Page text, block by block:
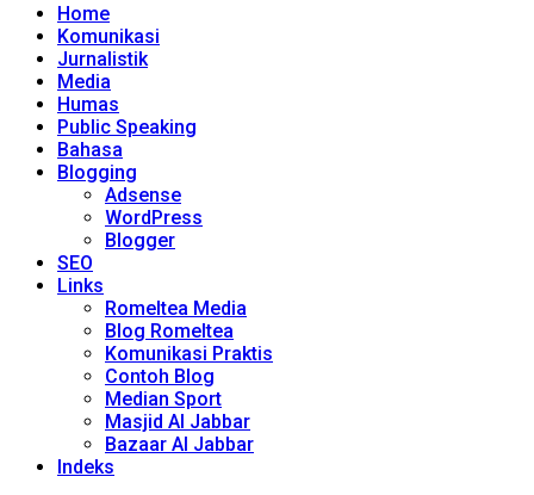
Home
Komunikasi
Jurnalistik
Media
Humas
Public Speaking
Bahasa
Blogging
Adsense
WordPress
Blogger
SEO
Links
Romeltea Media
Blog Romeltea
Komunikasi Praktis
Contoh Blog
Median Sport
Masjid Al Jabbar
Bazaar Al Jabbar
Indeks